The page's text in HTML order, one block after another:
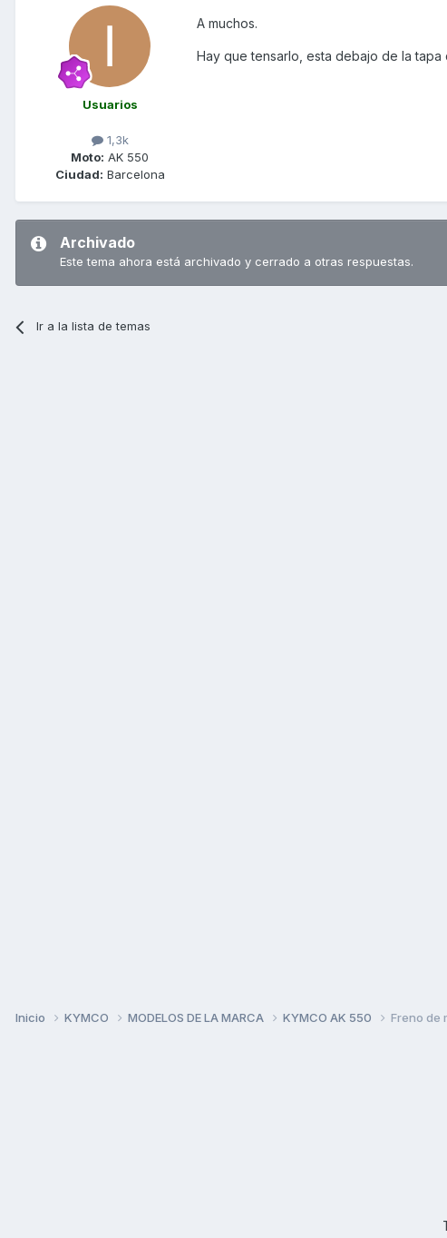
Usuarios
1,3k
Moto: AK 550
Ciudad: Barcelona
A muchos.
Hay que tensarlo, esta debajo de la
Archivado
Este tema ahora está archivado y cerrado a otras respuestas.
Ir a la lista de temas
Inicio KYMCO MODELOS DE LA MARCA KYMCO AK 550 Freno de